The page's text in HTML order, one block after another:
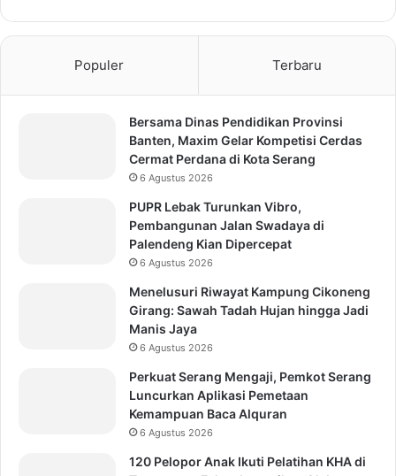
Populer Terbaru
Bersama Dinas Pendidikan Provinsi
Banten, Maxim Gelar Kompetisi Cerdas
Cermat Perdana di Kota Serang
6 Agustus 2026
PUPR Lebak Turunkan Vibro,
Pembangunan Jalan Swadaya di
Palendeng Kian Dipercepat
6 Agustus 2026
Menelusuri Riwayat Kampung Cikoneng
Girang: Sawah Tadah Hujan hingga Jadi
Manis Jaya
6 Agustus 2026
Perkuat Serang Mengaji, Pemkot Serang
Luncurkan Aplikasi Pemetaan
Kemampuan Baca Alquran
6 Agustus 2026
120 Pelopor Anak Ikuti Pelatihan KHA di